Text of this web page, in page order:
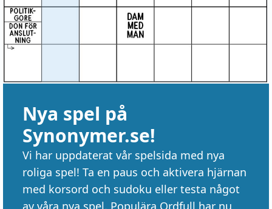
Nya spel på
Synonymer.se!
Vi har uppdaterat vår spelsida med nya
roliga spel! Ta en paus och aktivera hjärnan
med korsord och sudoku eller testa något
av våra nya spel. Populära Ordfull har nu